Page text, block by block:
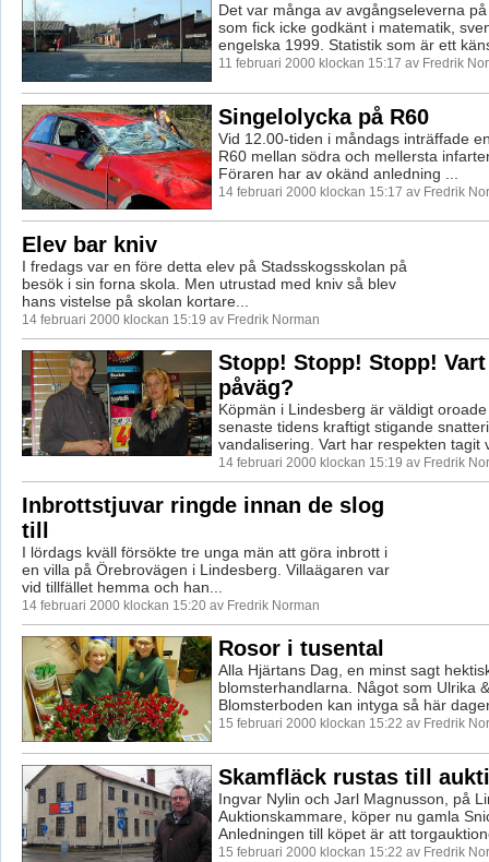
Det var många av avgångseleverna
som fick icke godkänt i matematik,
engelska 1999. Statistik som är ett
11 februari 2000 klockan 15:17 av Fredrik
Singelolycka på R60
Vid 12.00-tiden i måndags inträffade
R60 mellan södra och mellersta
Föraren har av okänd anledning ...
14 februari 2000 klockan 15:17 av Fredrik
Elev bar kniv
I fredags var en före detta elev på Stadsskogsskolan på
besök i sin forna skola. Men utrustad med kniv så blev
hans vistelse på skolan kortare...
14 februari 2000 klockan 15:19 av Fredrik Norman
Stopp! Stopp! Stopp!
påväg?
Köpmän i Lindesberg är väldigt
senaste tidens kraftigt stigande
vandalisering. Vart har respekten tagit
14 februari 2000 klockan 15:19 av Fredrik
Inbrottstjuvar ringde innan de slog
till
I lördags kväll försökte tre unga män att göra inbrott i
en villa på Örebrovägen i Lindesberg. Villaägaren var
vid tillfället hemma och han...
14 februari 2000 klockan 15:20 av Fredrik Norman
Rosor i tusental
Alla Hjärtans Dag, en minst sagt
blomsterhandlarna. Något som Ulrika
Blomsterboden kan intyga så här
15 februari 2000 klockan 15:22 av Fredrik
Skamfläck rustas till
Ingvar Nylin och Jarl Magnusson, på
Auktionskammare, köper nu gamla
Anledningen till köpet är att
15 februari 2000 klockan 15:22 av Fredrik